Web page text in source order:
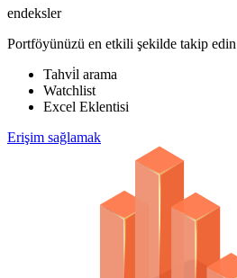
endeksler
Portföyünüzü en etkili şekilde takip edin
Tahvi̇l arama
Watchlist
Excel Eklentisi
Erişim sağlamak